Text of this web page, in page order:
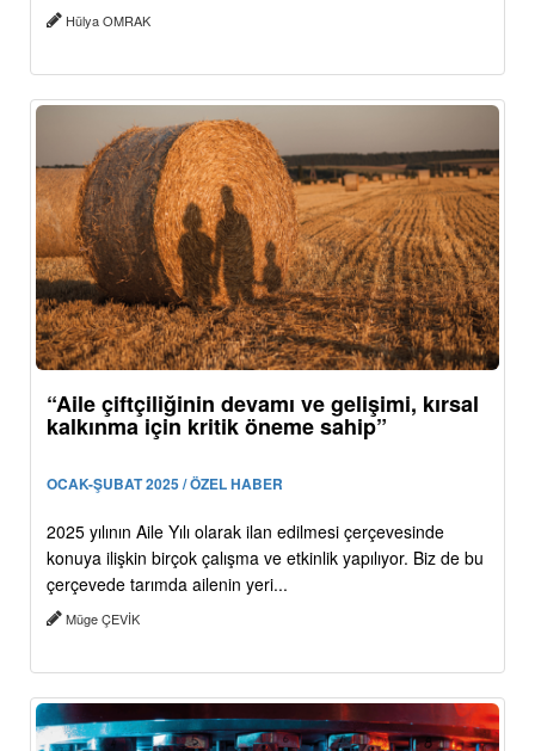
Hülya OMRAK
“Aile çiftçiliğinin devamı ve gelişimi, kırsal
kalkınma için kritik öneme sahip”
OCAK-ŞUBAT 2025 / ÖZEL HABER
2025 yılının Aile Yılı olarak ilan edilmesi çerçevesinde
konuya ilişkin birçok çalışma ve etkinlik yapılıyor. Biz de bu
çerçevede tarımda ailenin yeri...
Müge ÇEVİK